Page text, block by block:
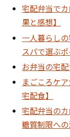
宅配弁当で
果と感想】
一人暮らし
スパで選ぶポ
お弁当の宅
まごころケ
宅配食】
宅配弁当の
糖質制限への